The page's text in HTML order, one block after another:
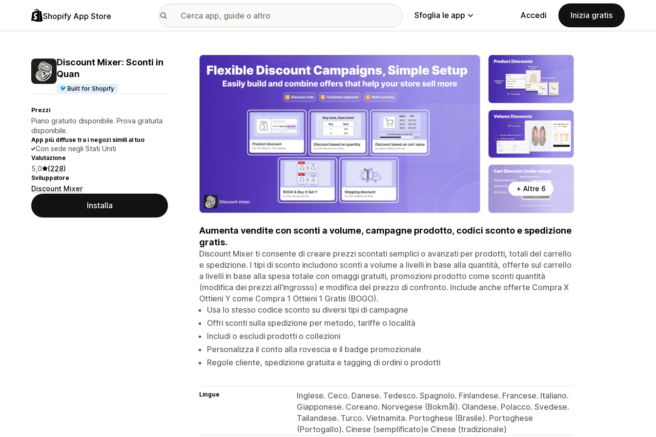
Shopify App Store Sfoglia le app Accedi Inizia gratis
Discount Mixer: Sconti in
Quan
Built for Shopify
Prezzi
Piano gratuito disponibile. Prova gratuita
disponibile.
App più diffuse tra i negozi simili al tuo
Con sede negli Stati Uniti
Valutazione
5,0 (228)
Sviluppatore
Discount Mixer
Installa
Galleria immagini in evidenza
+ Altre 6
Aumenta vendite con sconti a volume, campagne prodotto, codici sconto e spedizione
gratis.
Discount Mixer ti consente di creare prezzi scontati semplici o avanzati per prodotti, totali del carrello
e spedizione. I tipi di sconto includono sconti a volume a livelli in base alla quantità, offerte sul carrello
a livelli in base alla spesa totale con omaggi gratuiti, promozioni prodotto come sconti quantità
(modifica dei prezzi all’ingrosso) e modifica del prezzo di confronto. Include anche offerte Compra X
Ottieni Y come Compra 1 Ottieni 1 Gratis (BOGO).
Usa lo stesso codice sconto su diversi tipi di campagne
Offri sconti sulla spedizione per metodo, tariffe o località
Includi o escludi prodotti o collezioni
Personalizza il conto alla rovescia e il badge promozionale
Regole cliente, spedizione gratuita e tagging di ordini o prodotti
Lingue
Inglese. Ceco. Danese. Tedesco. Spagnolo. Finlandese. Francese. Italiano.
Giapponese. Coreano. Norvegese (Bokmål). Olandese. Polacco. Svedese.
Tailandese. Turco. Vietnamita. Portoghese (Brasile). Portoghese
(Portogallo). Cinese (semplificato)e Cinese (tradizionale)